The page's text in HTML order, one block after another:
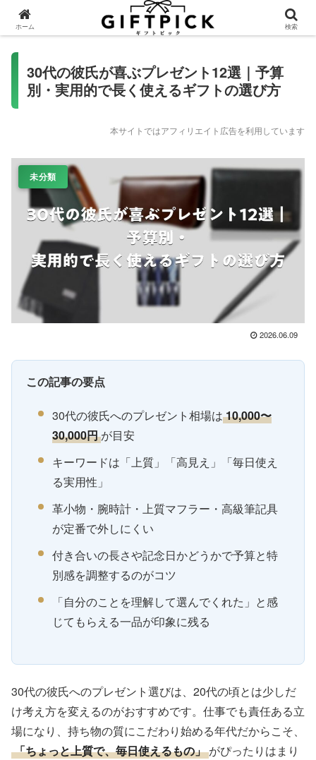
30代の彼氏が喜ぶプレゼント12選｜予算
別・実用的で長く使えるギフトの選び方
本サイトではアフィリエイト広告を利用しています
未分類
2026.06.09
この記事の要点
30代の彼氏へのプレゼント相場は10,000〜
30,000円 が目安
キーワードは「上質」「高見え」「毎日使え
る実用性」
革小物・腕時計・上質マフラー・高級筆記具
が定番で外しにくい
付き合いの長さや記念日かどうかで予算と特
別感を調整するのがコツ
「自分のことを理解して選んでくれた」と感
じてもらえる一品が印象に残る
30代の彼氏へのプレゼント選びは、20代の頃とは少しだ
け考え方を変えるのがおすすめです。仕事でも責任ある立
場になり、持ち物の質にこだわり始める年代だからこそ、
「ちょっと上質で、毎日使えるもの」 がぴったりはまり
ホーム 検索